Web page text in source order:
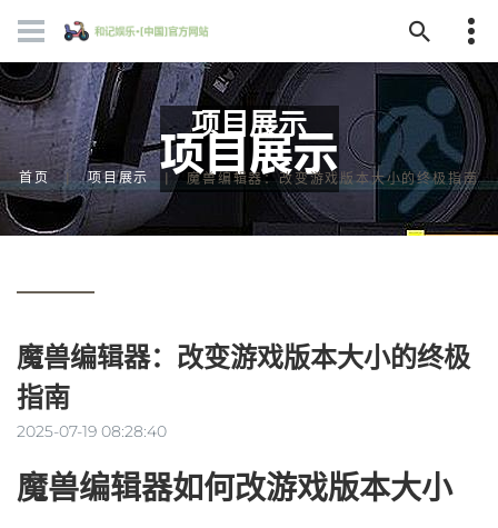
项目展示
首页 项目展示 魔兽编辑器：改变游戏版本大小的终极指南
魔兽编辑器：改变游戏版本大小的终极
指南
2025-07-19 08:28:40
魔兽编辑器如何改游戏版本大小